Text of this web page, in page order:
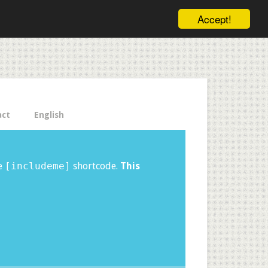
Accept!
English
[includeme] shortcode. This